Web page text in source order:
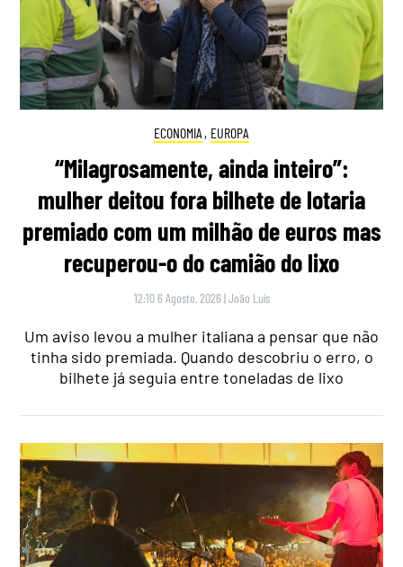
ECONOMIA , EUROPA
“Milagrosamente, ainda inteiro”:
mulher deitou fora bilhete de lotaria
premiado com um milhão de euros mas
recuperou-o do camião do lixo
12:10 6 Agosto, 2026 |João Luís
Um aviso levou a mulher italiana a pensar que não
tinha sido premiada. Quando descobriu o erro, o
bilhete já seguia entre toneladas de lixo